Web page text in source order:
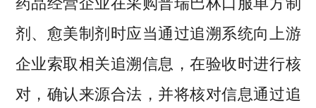
剂、愈美制剂时应当通过追溯系统向上游
企业索取相关追溯信息，在验收时进行核
对，确认来源合法，并将核对信息通过追